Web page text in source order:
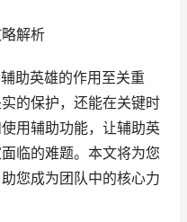
解析
助英雄的作用至关重
的保护，还能在关键时
用辅助功能，让辅助英
临的难题。本文将为您
您成为团队中的核心力